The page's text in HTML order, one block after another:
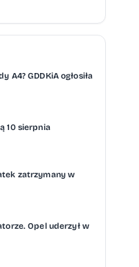
A4? GDDKiA ogłosiła
10 sierpnia
zatrzymany w
Opel uderzył w